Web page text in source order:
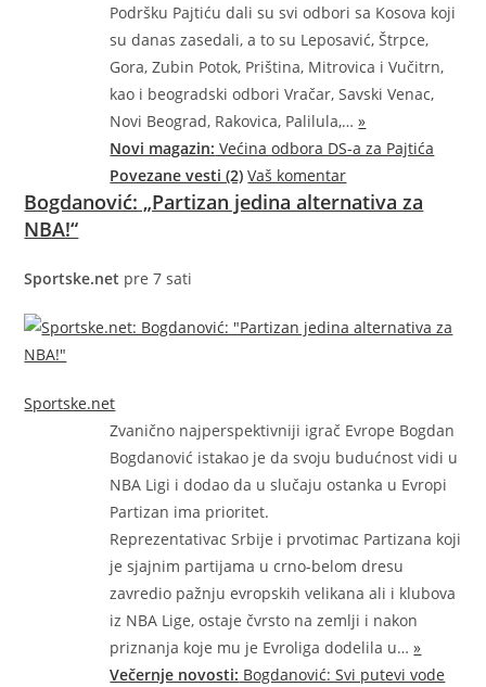
Podršku Pajtiću dali su svi odbori sa Kosova koji
su danas zasedali, a to su Leposavić, Štrpce,
Gora, Zubin Potok, Priština, Mitrovica i Vučitrn,
kao i beogradski odbori Vračar, Savski Venac,
Novi Beograd, Rakovica, Palilula,…»
Novi magazin: Većina odbora DS-a za Pajtića
Povezane vesti (2) Vaš komentar
Bogdanović: „Partizan jedina alternativa za
NBA!“
Sportske.net pre 7 sati
Sportske.net
Zvanično najperspektivniji igrač Evrope Bogdan
Bogdanović istakao je da svoju budućnost vidi u
NBA Ligi i dodao da u slučaju ostanka u Evropi
Partizan ima prioritet.
Reprezentativac Srbije i prvotimac Partizana koji
je sjajnim partijama u crno-belom dresu
zavredio pažnju evropskih velikana ali i klubova
iz NBA Lige, ostaje čvrsto na zemlji i nakon
priznanja koje mu je Evroliga dodelila u…»
Večernje novosti: Bogdanović: Svi putevi vode